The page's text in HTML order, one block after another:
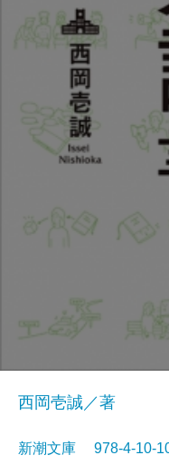
西岡壱誠／著
新潮文庫 978-4-10-